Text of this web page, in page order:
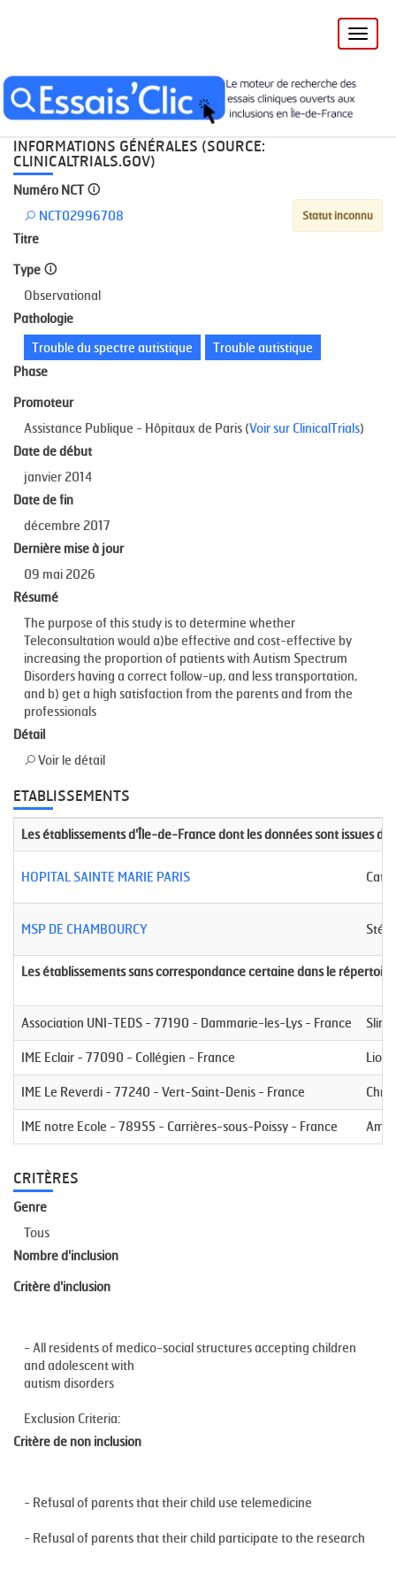
Toggle
Accueil Recherche NCT02996708
INFORMATIONS GÉNÉRALES (SOURCE:
CLINICALTRIALS.GOV)
Numéro NCT
NCT02996708
Statut inconnu
Titre
Type
Observational
Pathologie
Trouble du spectre autistique
Trouble autistique
Phase
Promoteur
Assistance Publique - Hôpitaux de Paris (Voir sur ClinicalTrials)
Date de début
janvier 2014
Date de fin
décembre 2017
Dernière mise à jour
09 mai 2026
Résumé
The purpose of this study is to determine whether
Teleconsultation would a)be effective and cost-effective by
increasing the proportion of patients with Autism Spectrum
Disorders having a correct follow-up, and less transportation,
and b) get a high satisfaction from the parents and from the
professionals
Détail
Voir le détail
ETABLISSEMENTS
Les établissements d'Île-de-France dont les données sont issues de
HOPITAL SAINTE MARIE PARIS
MSP DE CHAMBOURCY
Les établissements sans correspondance certaine dans le
Association UNI-TEDS - 77190 - Dammarie-les-Lys - France
IME Eclair - 77090 - Collégien - France Liora
IME Le Reverdi - 77240 - Vert-Saint-Denis - France
IME notre Ecole - 78955 - Carrières-sous-Poissy - France
CRITÈRES
Genre
Tous
Nombre d'inclusion
Critère d'inclusion
- All residents of medico-social structures accepting children
and adolescent with
autism disorders
Exclusion Criteria:
Critère de non inclusion
- Refusal of parents that their child use telemedicine
- Refusal of parents that their child participate to the research